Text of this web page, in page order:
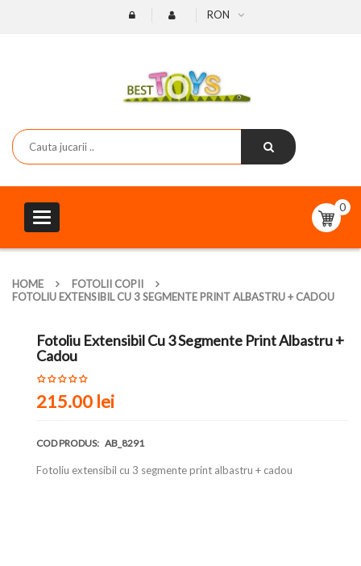
RON
Toggle
navigation
0
HOME
FOTOLII COPII
FOTOLIU EXTENSIBIL CU 3 SEGMENTE PRINT ALBASTRU + CADOU
Fotoliu Extensibil Cu 3 Segmente Print Albastru +
Cadou
215.00 lei
COD PRODUS: AB_8291
Fotoliu extensibil cu 3 segmente print albastru + cadou